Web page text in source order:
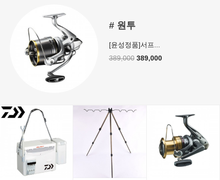
[윤성정품]서프...
389,000 389,000